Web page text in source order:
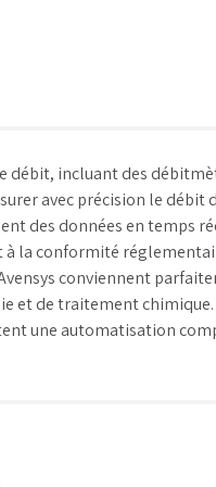
débit, incluant des
avec précision le débit
des données en temps
la conformité
conviennent
et de traitement chimique.
une automatisation